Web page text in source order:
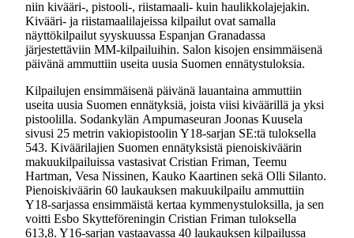
niin kivääri-, pistooli-, riistamaali- kuin haulikkolajejakin.
Kivääri- ja riistamaalilajeissa kilpailut ovat samalla
näyttökilpailut syyskuussa Espanjan Granadassa
järjestettäviin MM-kilpailuihin. Salon kisojen ensimmäisenä
päivänä ammuttiin useita uusia Suomen ennätystuloksia.
Kilpailujen ensimmäisenä päivänä lauantaina ammuttiin
useita uusia Suomen ennätyksiä, joista viisi kiväärillä ja yksi
pistoolilla. Sodankylän Ampumaseuran Joonas Kuusela
sivusi 25 metrin vakiopistoolin Y18-sarjan SE:tä tuloksella
543. Kiväärilajien Suomen ennätyksistä pienoiskiväärin
makuukilpailuissa vastasivat Cristian Friman, Teemu
Hartman, Vesa Nissinen, Kauko Kaartinen sekä Olli Silanto.
Pienoiskiväärin 60 laukauksen makuukilpailu ammuttiin
Y18-sarjassa ensimmäistä kertaa kymmenystuloksilla, ja sen
voitti Esbo Skytteföreningin Cristian Friman tuloksella
613,8. Y16-sarjan vastaavassa 40 laukauksen kilpailussa